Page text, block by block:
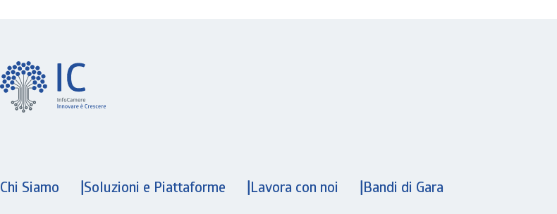
Chi Siamo Soluzioni e Piattaforme Lavora con noi Bandi di Gara